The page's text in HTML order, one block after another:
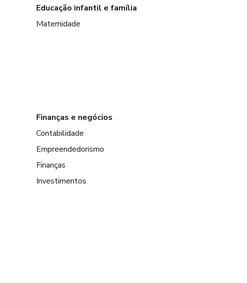
Educação infantil e família
Maternidade
Finanças e negócios
Contabilidade
Empreendedorismo
Finanças
Investimentos